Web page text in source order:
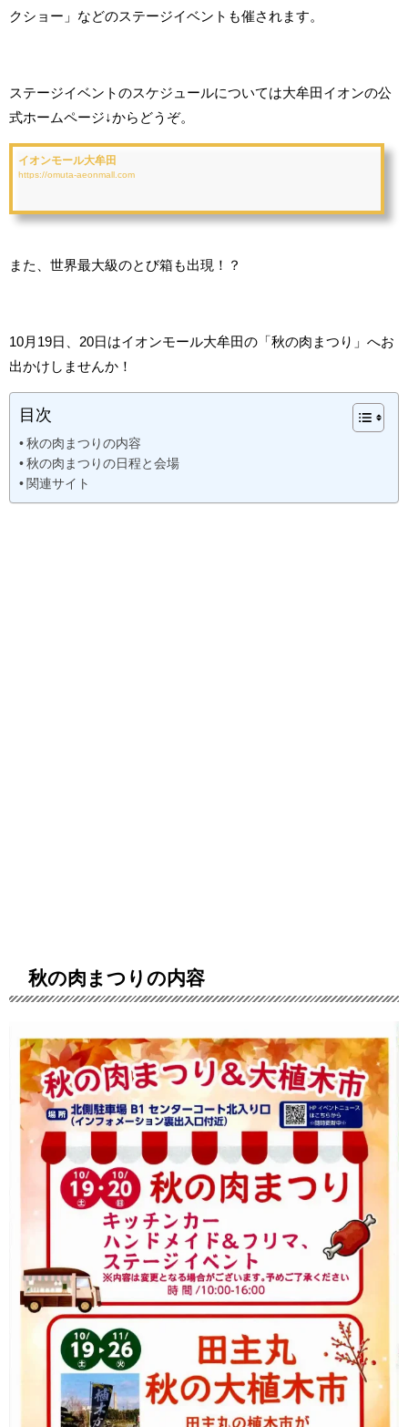
クショー」などのステージイベントも催されます。
ステージイベントのスケジュールについては大牟田イオンの公
式ホームページ↓からどうぞ。
イオンモール大牟田
https://omuta-aeonmall.com
また、世界最大級のとび箱も出現！？
10月19日、20日はイオンモール大牟田の「秋の肉まつり」へお
出かけしませんか！
目次
秋の肉まつりの内容
秋の肉まつりの日程と会場
関連サイト
秋の肉まつりの内容